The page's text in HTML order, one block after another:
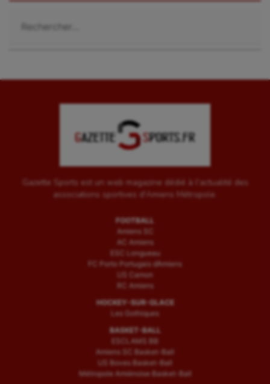
Gazette Sports est un web magazine dédié à l'actualité des
associations sportives d'Amiens Métropole.
FOOTBALL
Amiens SC
AC Amiens
ESC Longueau
FC Porto Portugais d’Amiens
US Camon
RC Amiens
HOCKEY-SUR-GLACE
Les Gothiques
BASKET-BALL
ESCLAMS BB
Amiens SC Basket-Ball
US Boves Basket-Ball
Métropole Amiénoise Basket-Ball